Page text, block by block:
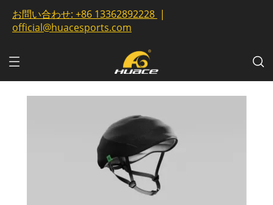
お問い合わせ: +86 13362892228 |
official@huacesports.com